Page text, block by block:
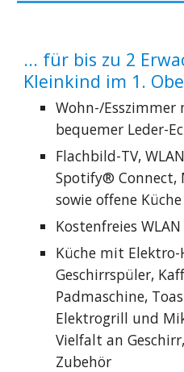
... für bis zu 2
Kleinkind im 1.
Wohn-/
bequemer Leder-
Flachbild-TV,
Spotify®Connect,
sowie offene Küche
Kostenfreies
Küche mit Elektro-
Geschirrspüler,
Padmaschine,
Elektrogrill und
Vielfalt an
Zubehör